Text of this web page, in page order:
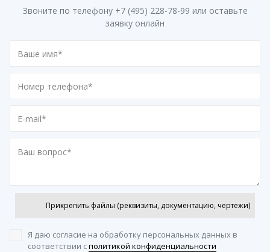
Звоните по телефону +7 (495) 228-78-99 или оставьте
заявку онлайн
Прикрепить файлы (реквизиты, документацию, чертежи)
Я даю согласие на обработку персональных данных в
соответствии сполитикой конфиденциальности